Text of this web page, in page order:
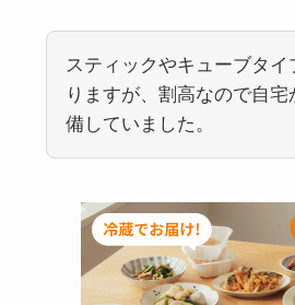
スティックやキューブタイ
りますが、割高なので自宅
備していました。